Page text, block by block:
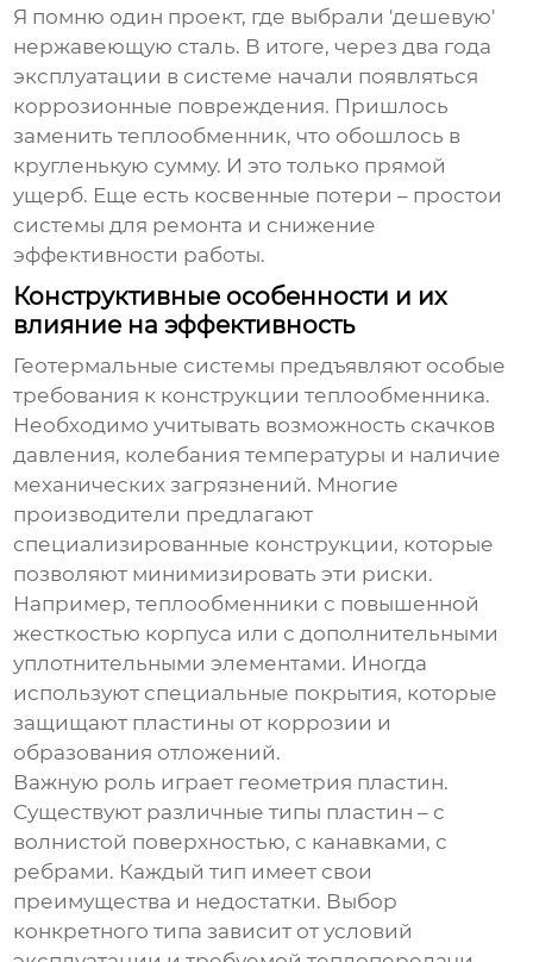
Я помню один проект, где выбрали 'дешевую'
нержавеющую сталь. В итоге, через два года
эксплуатации в системе начали появляться
коррозионные повреждения. Пришлось
заменить теплообменник, что обошлось в
кругленькую сумму. И это только прямой
ущерб. Еще есть косвенные потери – простои
системы для ремонта и снижение
эффективности работы.
Конструктивные особенности и их
влияние на эффективность
Геотермальные системы предъявляют особые
требования к конструкции теплообменника.
Необходимо учитывать возможность скачков
давления, колебания температуры и наличие
механических загрязнений. Многие
производители предлагают
специализированные конструкции, которые
позволяют минимизировать эти риски.
Например, теплообменники с повышенной
жесткостью корпуса или с дополнительными
уплотнительными элементами. Иногда
используют специальные покрытия, которые
защищают пластины от коррозии и
образования отложений.
Важную роль играет геометрия пластин.
Существуют различные типы пластин – с
волнистой поверхностью, с канавками, с
ребрами. Каждый тип имеет свои
преимущества и недостатки. Выбор
конкретного типа зависит от условий